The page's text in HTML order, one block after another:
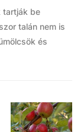
tartják be
talán nem is
és